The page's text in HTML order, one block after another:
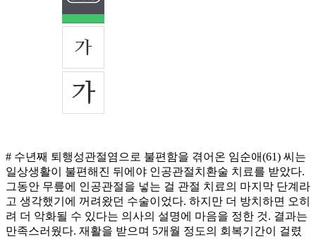
# 수년째 퇴행성관절염으로 불편함을 겪어온 임순애(61) 씨는
일상생활이 불편해진 뒤에야 인공관절치환술 치료를 받았다.
그동안 무릎에 인공관절을 넣는 걸 관절 치료의 마지막 단계라
고 생각했기에 꺼려왔던 수술이었다. 하지만 더 방치하면 오히
려 더 악화될 수 있다는 의사의 설명에 마음을 정한 것. 결과는
만족스러웠다. 재활을 받으며 5개월 정도의 회복기간이 걸렸